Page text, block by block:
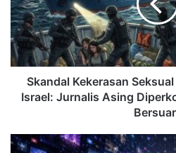
Skandal Kekerasan
Israel: Jurnalis Asing